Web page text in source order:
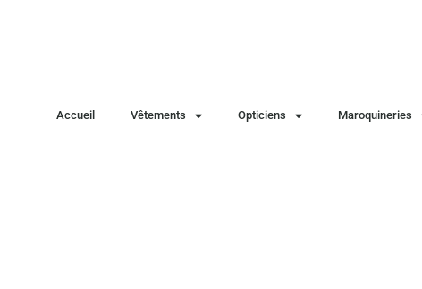
Accueil Vêtements Opticiens Maroquineries